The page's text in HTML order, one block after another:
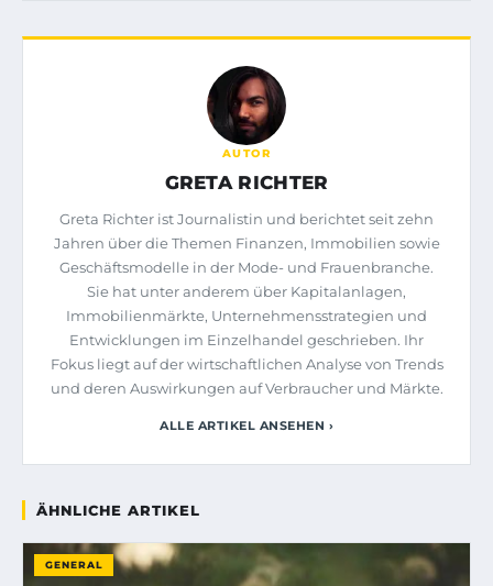
AUTOR
GRETA RICHTER
Greta Richter ist Journalistin und berichtet seit zehn
Jahren über die Themen Finanzen, Immobilien sowie
Geschäftsmodelle in der Mode- und Frauenbranche.
Sie hat unter anderem über Kapitalanlagen,
Immobilienmärkte, Unternehmensstrategien und
Entwicklungen im Einzelhandel geschrieben. Ihr
Fokus liegt auf der wirtschaftlichen Analyse von Trends
und deren Auswirkungen auf Verbraucher und Märkte.
ALLE ARTIKEL ANSEHEN ›
ÄHNLICHE ARTIKEL
GENERAL